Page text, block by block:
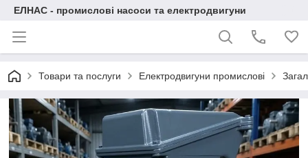
ЕЛНАС - промислові насоси та електродвигуни
Товари та послуги Електродвигуни промислові